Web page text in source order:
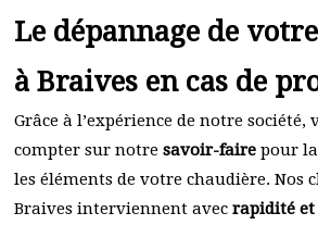
Le dépannage de
à Braives en cas de
Grâce à l’expérience de notre société,
compter sur notre savoir-faire pour
les éléments de votre chaudière. Nos
Braives interviennent avec rapidité et